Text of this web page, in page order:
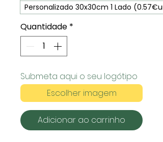
Personalizado 30x30cm 1 Lado
Quantidade *
Submeta aqui o seu logótipo
Escolher imagem
Adicionar ao carrinho